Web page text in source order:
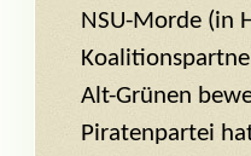
NSU-Morde (in
Alt-Grünen
Piratenpartei